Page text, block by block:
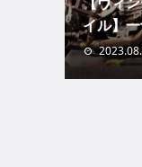
イル】